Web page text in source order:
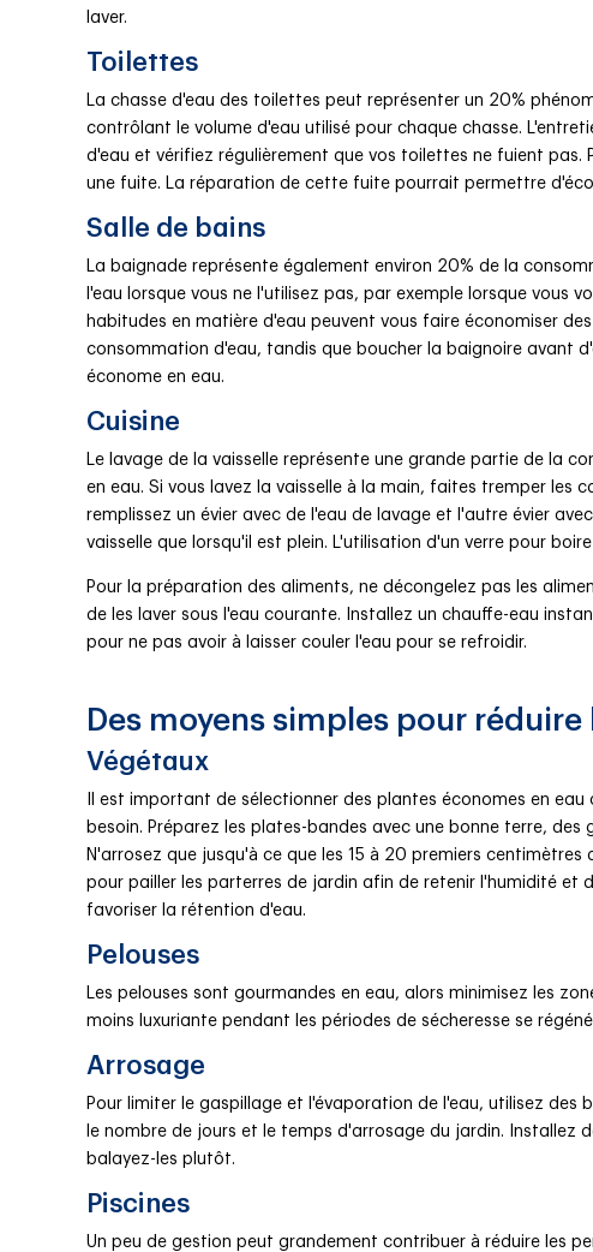
laver.
Toilettes
La chasse d'eau des toilettes peut représenter un 20%
contrôlant le volume d'eau utilisé pour chaque chasse.
d'eau et vérifiez régulièrement que vos toilettes ne fuient
une fuite. La réparation de cette fuite pourrait permettre
Salle de bains
La baignade représente également environ 20% de la
l'eau lorsque vous ne l'utilisez pas, par exemple lorsque vous
habitudes en matière d'eau peuvent vous faire économiser
consommation d'eau, tandis que boucher la baignoire avant
économe en eau.
Cuisine
Le lavage de la vaisselle représente une grande partie de la
en eau. Si vous lavez la vaisselle à la main, faites tremper les
remplissez un évier avec de l'eau de lavage et l'autre évier
vaisselle que lorsqu'il est plein. L'utilisation d'un verre pour
Pour la préparation des aliments, ne décongelez pas les
de les laver sous l'eau courante. Installez un chauffe-eau
pour ne pas avoir à laisser couler l'eau pour se refroidir.
Des moyens simples pour
Végétaux
Il est important de sélectionner des plantes économes en
besoin. Préparez les plates-bandes avec une bonne terre,
N'arrosez que jusqu'à ce que les 15 à 20 premiers
pour pailler les parterres de jardin afin de retenir l'humidité et
favoriser la rétention d'eau.
Pelouses
Les pelouses sont gourmandes en eau, alors minimisez les
moins luxuriante pendant les périodes de sécheresse se
Arrosage
Pour limiter le gaspillage et l'évaporation de l'eau, utilisez des
le nombre de jours et le temps d'arrosage du jardin. Installez
balayez-les plutôt.
Piscines
Un peu de gestion peut grandement contribuer à réduire les